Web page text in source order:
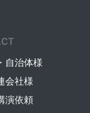
自治体様
会社様
演依頼